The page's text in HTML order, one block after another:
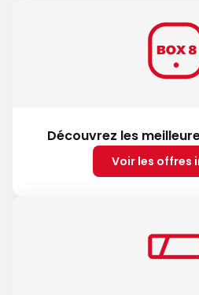
Découvrez les
Voir les offres